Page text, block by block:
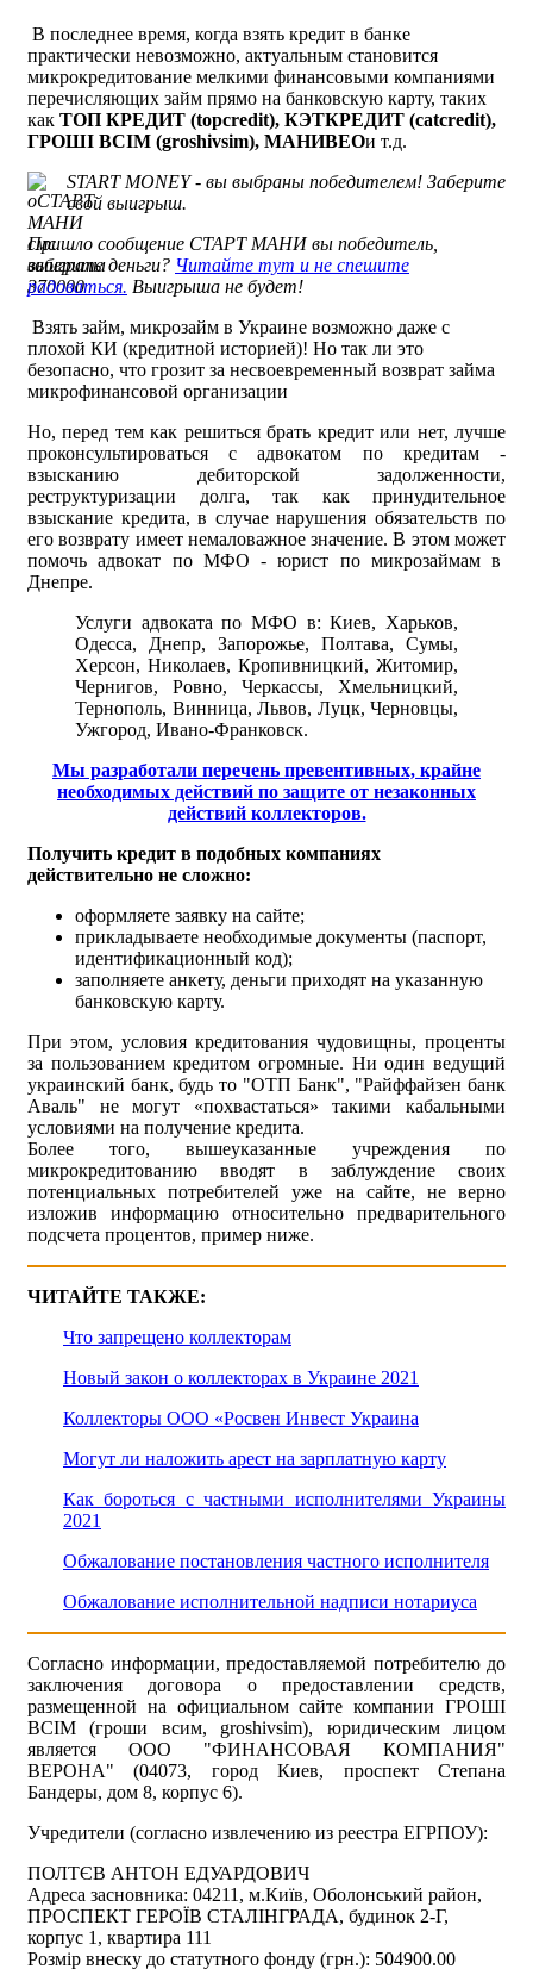
В последнее время, когда взять кредит в банке
практически невозможно, актуальным становится
микрокредитование мелкими финансовыми компаниями
перечисляющих займ прямо на банковскую карту, таких
как ТОП КРЕДИТ (topcredit), КЭТКРЕДИТ (catcredit),
ГРОШІ ВСІМ (groshivsim), МАНИВЕОи т.д.
START MONEY - вы выбраны победителем! Заберите
свой выигрыш.
Пришло сообщение СТАРТ МАНИ вы победитель,
заберите деньги? Читайте тут и не спешите
радоваться. Выигрыша не будет!
Взять займ, микрозайм в Украине возможно даже с
плохой КИ (кредитной историей)! Но так ли это
безопасно, что грозит за несвоевременный возврат займа
микрофинансовой организации
Но, перед тем как решиться брать кредит или нет, лучше
проконсультироваться с адвокатом по кредитам -
взысканию дебиторской задолженности,
реструктуризации долга, так как принудительное
взыскание кредита, в случае нарушения обязательств по
его возврату имеет немаловажное значение. В этом может
помочь адвокат по МФО - юрист по микрозаймам в
Днепре.
Услуги адвоката по МФО в: Киев, Харьков,
Одесса, Днепр, Запорожье, Полтава, Сумы,
Херсон, Николаев, Кропивницкий, Житомир,
Чернигов, Ровно, Черкассы, Хмельницкий,
Тернополь, Винница, Львов, Луцк, Черновцы,
Ужгород, Ивано-Франковск.
Мы разработали перечень превентивных, крайне
необходимых действий по защите от незаконных
действий коллекторов.
Получить кредит в подобных компаниях
действительно не сложно:
оформляете заявку на сайте;
прикладываете необходимые документы (паспорт,
идентификационный код);
заполняете анкету, деньги приходят на указанную
банковскую карту.
При этом, условия кредитования чудовищны, проценты
за пользованием кредитом огромные. Ни один ведущий
украинский банк, будь то "ОТП Банк", "Райффайзен банк
Аваль" не могут «похвастаться» такими кабальными
условиями на получение кредита.
Более того, вышеуказанные учреждения по
микрокредитованию вводят в заблуждение своих
потенциальных потребителей уже на сайте, не верно
изложив информацию относительно предварительного
подсчета процентов, пример ниже.
ЧИТАЙТЕ ТАКЖЕ:
Что запрещено коллекторам
Новый закон о коллекторах в Украине 2021
Коллекторы ООО «Росвен Инвест Украина
Могут ли наложить арест на зарплатную карту
Как бороться с частными исполнителями Украины
2021
Обжалование постановления частного исполнителя
Обжалование исполнительной надписи нотариуса
Согласно информации, предоставляемой потребителю до
заключения договора о предоставлении средств,
размещенной на официальном сайте компании ГРОШІ
ВСІМ (гроши всим, groshivsim), юридическим лицом
является ООО "ФИНАНСОВАЯ КОМПАНИЯ"
ВЕРОНА" (04073, город Киев, проспект Степана
Бандеры, дом 8, корпус 6).
Учредители (согласно извлечению из реестра ЕГРПОУ):
ПОЛТЄВ АНТОН ЕДУАРДОВИЧ
Адреса засновника: 04211, м.Київ, Оболонський район,
ПРОСПЕКТ ГЕРОЇВ СТАЛІНГРАДА, будинок 2-Г,
корпус 1, квартира 111
Розмір внеску до статутного фонду (грн.): 504900.00